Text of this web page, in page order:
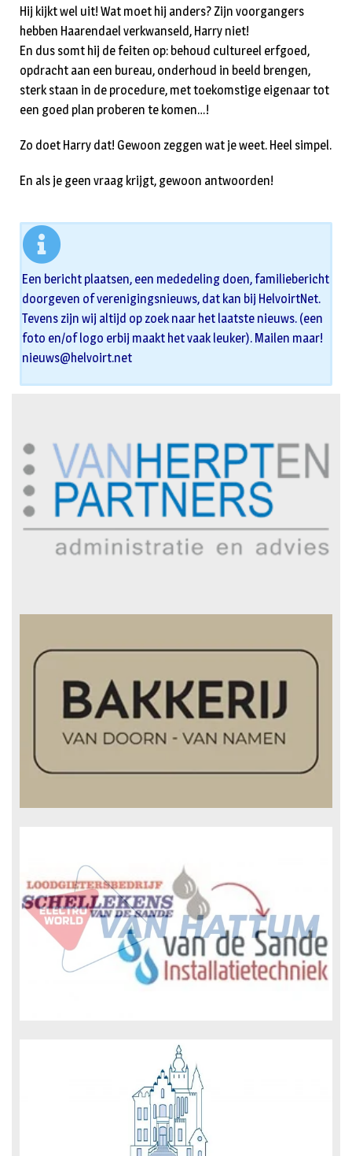
Hij kijkt wel uit! Wat moet hij anders? Zijn voorgangers
hebben Haarendael verkwanseld, Harry niet!
En dus somt hij de feiten op: behoud cultureel erfgoed,
opdracht aan een bureau, onderhoud in beeld brengen,
sterk staan in de procedure, met toekomstige eigenaar tot
een goed plan proberen te komen…!
Zo doet Harry dat! Gewoon zeggen wat je weet. Heel simpel.
En als je geen vraag krijgt, gewoon antwoorden!
Een bericht plaatsen, een mededeling doen, familiebericht
doorgeven of verenigingsnieuws, dat kan bij HelvoirtNet.
Tevens zijn wij altijd op zoek naar het laatste nieuws. (een
foto en/of logo erbij maakt het vaak leuker). Mailen maar!
nieuws@helvoirt.net